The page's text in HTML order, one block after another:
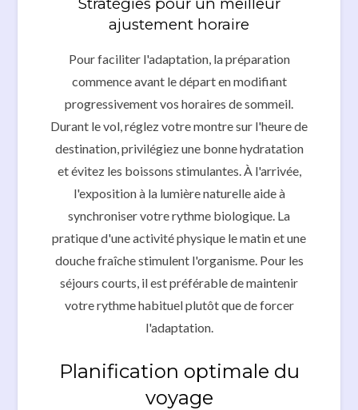
ajustement horaire
Pour faciliter l'adaptation, la préparation
commence avant le départ en modifiant
progressivement vos horaires de sommeil.
Durant le vol, réglez votre montre sur l'heure de
destination, privilégiez une bonne hydratation
et évitez les boissons stimulantes. À l'arrivée,
l'exposition à la lumière naturelle aide à
synchroniser votre rythme biologique. La
pratique d'une activité physique le matin et une
douche fraîche stimulent l'organisme. Pour les
séjours courts, il est préférable de maintenir
votre rythme habituel plutôt que de forcer
l'adaptation.
Planification optimale du
voyage